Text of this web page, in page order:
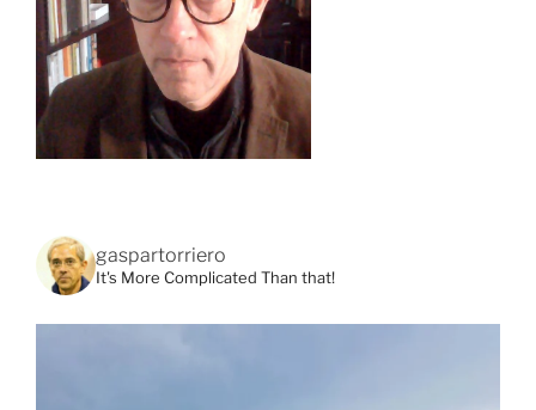
gaspartorriero
It's More Complicated Than that!